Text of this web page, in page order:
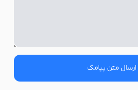
ارسال متن پیامک